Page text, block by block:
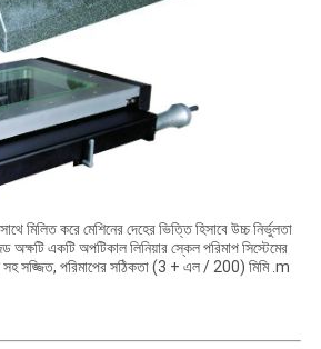
মিলিত করে মেশিনের দেহের ভিত্তি হিসাবে উচ্চ নির্ভুলতা
অক্ষটি একটি অপটিকাল লিনিয়ার স্কেল পরিমাপ সিস্টেমের
সজ্জিত, পরিমাপের সঠিকতা (3 + এল / 200) মিমি .m